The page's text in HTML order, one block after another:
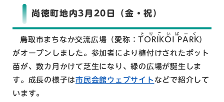
尚徳町地内3月20日（金・祝）
鳥取市まちなか交流広場（愛称：TORIKOI PARK
とりこいぱーく
）
がオープンしました。参加者により植付けされたポット
苗が、数カ月かけて芝生になり、緑の広場が誕生しま
す。成長の様子は市民会館ウェブサイト などで紹介して
います。